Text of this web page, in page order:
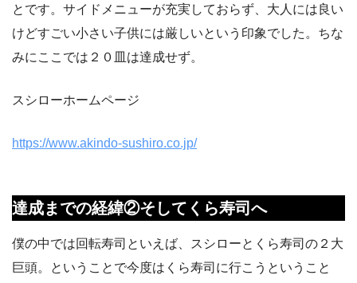
とです。サイドメニューが充実しておらず、大人には良い
けどすごい小さい子供には厳しいという印象でした。ちな
みにここでは２０皿は達成せず。
スシローホームページ
https://www.akindo-sushiro.co.jp/
達成までの経緯②そしてくら寿司へ
僕の中では回転寿司といえば、スシローとくら寿司の２大
巨頭。ということで今度はくら寿司に行こうということ